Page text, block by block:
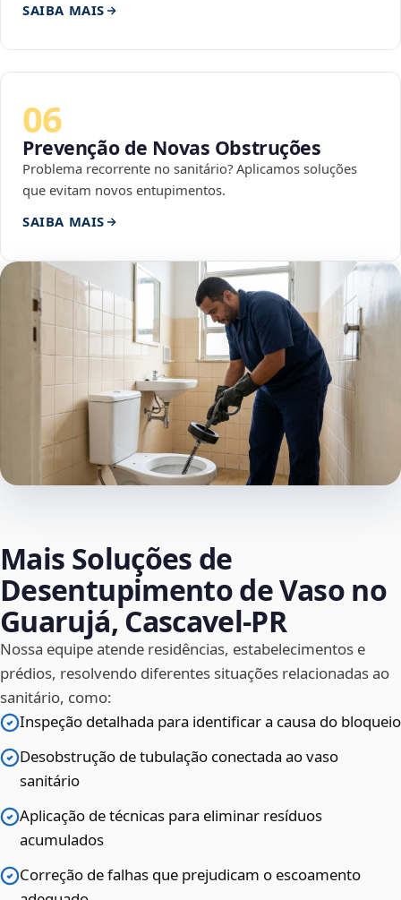
SAIBA MAIS
06
Prevenção de Novas Obstruções
Problema recorrente no sanitário? Aplicamos soluções
que evitam novos entupimentos.
SAIBA MAIS
Mais Soluções de
Desentupimento de Vaso no
Guarujá, Cascavel‑PR
Nossa equipe atende residências, estabelecimentos e
prédios, resolvendo diferentes situações relacionadas ao
sanitário, como:
Inspeção detalhada para identificar a causa do bloqueio
Desobstrução de tubulação conectada ao vaso
sanitário
Aplicação de técnicas para eliminar resíduos
acumulados
Correção de falhas que prejudicam o escoamento